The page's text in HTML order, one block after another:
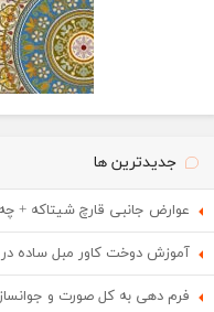
جدیدترین ها
عوارض جانبی قارچ شیتاکه + چه
آموزش دوخت کاور مبل ساده در
فرم دهی به کل صورت و